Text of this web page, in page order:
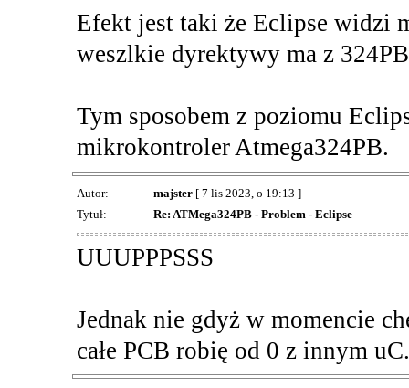
Efekt jest taki że Eclipse widzi
weszlkie dyrektywy ma z 324PB
Tym sposobem z poziomu
mikrokontroler Atmega324PB.
Autor: majster[ 7 lis 2023, o 19:13 ]
Tytuł:
Re: ATMega324PB - Problem - Eclipse
UUUPPPSSS
Jednak nie gdyż w momencie
całe PCB robię od 0 z innym uC.